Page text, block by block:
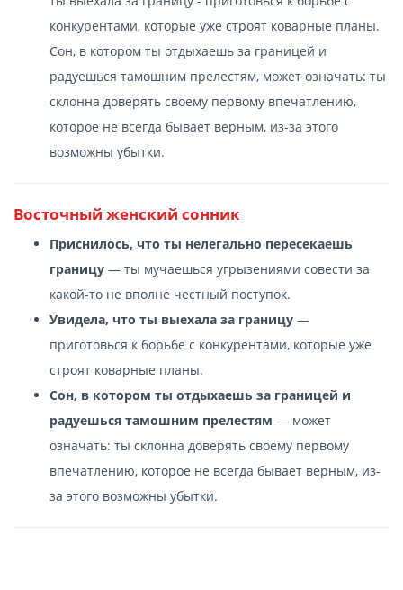
конкурентами, которые уже строят коварные планы.
Сон, в котором ты отдыхаешь за границей и
радуешься тамошним прелестям, может означать: ты
склонна доверять своему первому впечатлению,
которое не всегда бывает верным, из-за этого
возможны убытки.
Восточный женский сонник
Приснилось, что ты нелегально пересекаешь
границу — ты мучаешься угрызениями совести за
какой-то не вполне честный поступок.
Увидела, что ты выехала за границу —
приготовься к борьбе с конкурентами, которые уже
строят коварные планы.
Сон, в котором ты отдыхаешь за границей и
радуешься тамошним прелестям — может
означать: ты склонна доверять своему первому
впечатлению, которое не всегда бывает верным, из-
за этого возможны убытки.